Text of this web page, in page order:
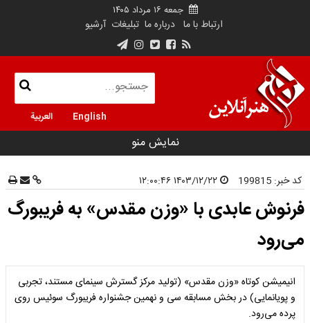
جمعه ۱۶ مرداد ۱۴۰۵
ارتباط با ما درباره ما تبلیغات آرشیو
English العربية
نمایش منو
کد خبر: 199815
فرنوش عابدی با «وزن مقدس» به فریبورگ
می‌رود
انیمیشن کوتاه «وزن مقدس» (تولید مرکز گسترش سینمای مستند، تجربی
و پویانمایی) در بخش مسابقه سی و نهمین جشنواره فریبورگ سوئیس روی
پرده می‌رود.